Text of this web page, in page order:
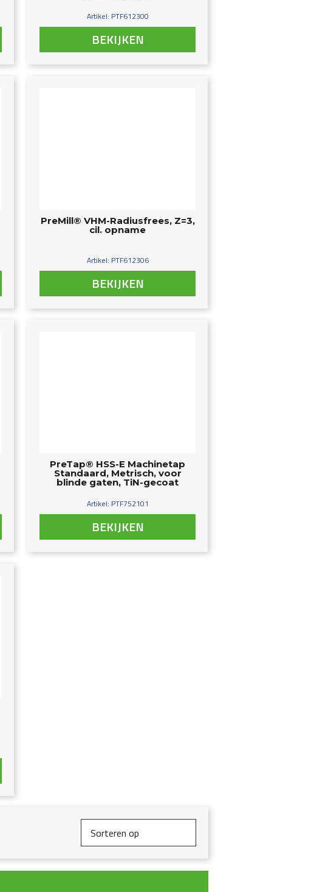
Artikel: PTF612300
BEKIJKEN
PreMill® VHM-Radiusfrees, Z=3,
cil. opname
Artikel: PTF612306
BEKIJKEN
PreTap® HSS-E Machinetap
Standaard, Metrisch, voor
blinde gaten, TiN-gecoat
Artikel: PTF752101
BEKIJKEN